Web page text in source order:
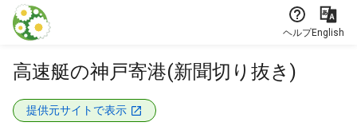
本文に飛ぶ
ヘルプEnglish
高速艇の神戸寄港(新聞切り抜き)
提供元サイトで表示